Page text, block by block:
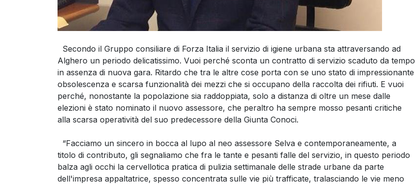
Secondo il Gruppo consiliare di Forza Italia il servizio di igiene urbana sta attraversando ad
Alghero un periodo delicatissimo. Vuoi perché sconta un contratto di servizio scaduto da tempo
in assenza di nuova gara. Ritardo che tra le altre cose porta con se uno stato di impressionante
obsolescenza e scarsa funzionalità dei mezzi che si occupano della raccolta dei rifiuti. E vuoi
perché, nonostante la popolazione sia raddoppiata, solo a distanza di oltre un mese dalle
elezioni è stato nominato il nuovo assessore, che peraltro ha sempre mosso pesanti critiche
alla scarsa operatività del suo predecessore della Giunta Conoci.
“Facciamo un sincero in bocca al lupo al neo assessore Selva e contemporaneamente, a
titolo di contributo, gli segnaliamo che fra le tante e pesanti falle del servizio, in questo periodo
balza agli occhi la cervellotica pratica di pulizia settimanale delle strade urbane da parte
dell'impresa appaltatrice, spesso concentrata sulle vie più trafficate, tralasciando le vie meno